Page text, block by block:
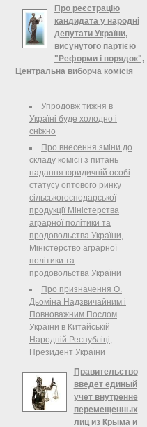
(облікові) курси банківських металів
Код цифровий Код літерний
Кількість унцій Назва Облікові курси
Про реєстрацію
кандидата у народні
депутати України,
висунутого партією
"Реформи і порядок",
Центральна виборча комісія
народні депутати України,
висунутого партією "Реформи і
порядок" До Центральної виборчої
"Реформи і порядок" та інші
документи щодо реєстрації
кандидата у народні депутати
України, висунутого 30 липня 2012
року на І етапі чергового звітно-
виборчого XV з’їзду цієї партії, в
одномандатному виборчому окрузі
№ 82.
Упродовж тижня в
Україні буде холодно і
сніжно
Про внесення зміни до
складу комісії з питань
надання юридичній особі
статусу оптового ринку
сільськогосподарської
продукції Міністерства
аграрної політики та
продовольства України,
Міністерство аграрної
політики та
продовольства України
Про призначення О.
Дьоміна Надзвичайним і
Повноважним Послом
України в Китайській
Народній Республіці,
Президент України
Правительство
введет единый
учет внутренне
перемещенных
лиц из Крыма и